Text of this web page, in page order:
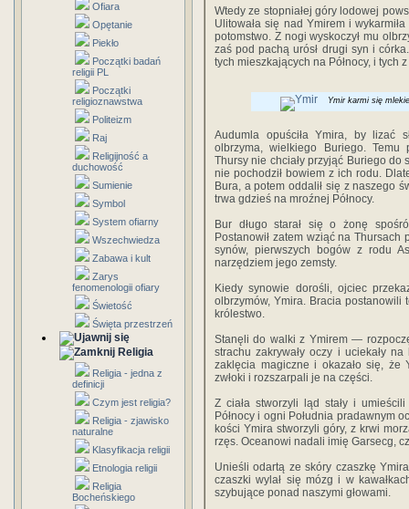
Ofiara
Opętanie
Piekło
Początki badań
religii PL
Początki
religioznawstwa
Politeizm
Raj
Religijność a
duchowość
Sumienie
Symbol
System ofiarny
Wszechwiedza
Zabawa i kult
Zarys
fenomenologii ofiary
Świetość
Święta przestrzeń
Religia
Religia - jedna z
definicji
Czym jest religia?
Religia - zjawisko
naturalne
Klasyfikacja religii
Etnologia religii
Religia
Bocheńskiego
Wtedy ze stopniałej góry lodowej
Ulitowała się nad Ymirem i
potomstwo. Z nogi wyskoczył mu
zaś pod pachą urósł drugi syn i
tych mieszkających na Północy, i tych
Ymir karmi się
Audumla opuściła Ymira, by lizać
olbrzyma, wielkiego Buriego. Temu
Thursy nie chciały przyjąć Buriego
nie pochodził bowiem z ich rodu.
Bura, a potem oddalił się z naszego
trwa gdzieś na mroźnej Północy.
Bur długo starał się o żonę
Postanowił zatem wziąć na Thursach
synów, pierwszych bogów z rodu
narzędziem jego zemsty.
Kiedy synowie dorośli, ojciec
olbrzymów, Ymira. Bracia postanowili
królestwo.
Stanęli do walki z Ymirem —
strachu zakrywały oczy i uciekały
zaklęcia magiczne i okazało się,
zwłoki i rozszarpali je na części.
Z ciała stworzyli ląd stały i
Północy i ogni Południa pradawnym
kości Ymira stworzyli góry, z krwi
rzęs. Oceanowi nadali imię Garsecg,
Unieśli odartą ze skóry czaszkę
czaszki wylał się mózg i w
szybujące ponad naszymi głowami.